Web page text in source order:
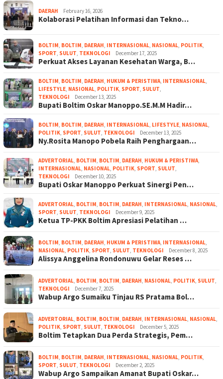
DAERAH February 16, 2026
Kolaborasi Pelatihan Informasi dan Tekno…
BOLTIM, BOLTIM, DAERAH, INTERNASIONAL, NASIONAL, POLITIK,
SPORT, SULUT, TEKNOLOGI December 17, 2025
Perkuat Akses Layanan Kesehatan Warga, B…
BOLTIM, BOLTIM, DAERAH, HUKUM & PERISTIWA, INTERNASIONAL,
LIFESTYLE, NASIONAL, POLITIK, SPORT, SULUT,
TEKNOLOGI
December 13, 2025
Bupati Boltim Oskar Manoppo.SE.M.M Hadir…
BOLTIM, BOLTIM, DAERAH, INTERNASIONAL, LIFESTYLE, NASIONAL,
POLITIK, SPORT, SULUT, TEKNOLOGI December 13, 2025
Ny.Rosita Manopo Pobela Raih Penghargaan…
ADVERTORIAL, BOLTIM, BOLTIM, DAERAH, HUKUM & PERISTIWA,
INTERNASIONAL, NASIONAL, POLITIK, SPORT, SULUT,
TEKNOLOGI
December 10, 2025
Bupati Oskar Manoppo Perkuat Sinergi Pen…
ADVERTORIAL, BOLTIM, BOLTIM, DAERAH, INTERNASIONAL, NASIONAL,
SPORT, SULUT, TEKNOLOGI December 9, 2025
Ketua TP-PKK Boltim Apresiasi Pelatihan …
BOLTIM, BOLTIM, DAERAH, HUKUM & PERISTIWA, INTERNASIONAL,
NASIONAL, POLITIK, SPORT, SULUT, TEKNOLOGI December 8, 2025
Alissya Anggelina Rondonuwu Gelar Reses …
ADVERTORIAL, BOLTIM, BOLTIM, DAERAH, NASIONAL, POLITIK, SULUT,
TEKNOLOGI
December 7, 2025
Wabup Argo Sumaiku Tinjau RS Pratama Bol…
ADVERTORIAL, BOLTIM, BOLTIM, DAERAH, INTERNASIONAL, NASIONAL,
POLITIK, SPORT, SULUT, TEKNOLOGI December 5, 2025
Boltim Tetapkan Dua Perda Strategis, Pem…
BOLTIM, BOLTIM, DAERAH, INTERNASIONAL, NASIONAL, POLITIK,
SPORT, SULUT, TEKNOLOGI December 2, 2025
Wabup Argo Sampaikan Amanat Bupati Oskar…